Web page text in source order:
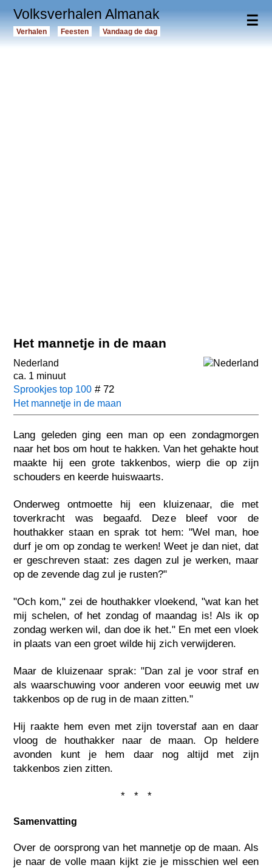
☰
Volksverhalen Almanak
Verhalen Feesten Vandaag de dag
Het mannetje in de maan
Nederland
ca. 1 minuut
Sprookjes top 100 # 72
Het mannetje in de maan
Lang geleden ging een man op een zondagmorgen
naar het bos om hout te hakken. Van het gehakte hout
maakte hij een grote takkenbos, wierp die op zijn
schouders en keerde huiswaarts.
Onderweg ontmoette hij een kluizenaar, die met
toverkracht was begaafd. Deze bleef voor de
houthakker staan en sprak tot hem: "Wel man, hoe
durf je om op zondag te werken! Weet je dan niet, dat
er geschreven staat: zes dagen zul je werken, maar
op de zevende dag zul je rusten?"
"Och kom," zei de houthakker vloekend, "wat kan het
mij schelen, of het zondag of maandag is! Als ik op
zondag werken wil, dan doe ik het." En met een vloek
in plaats van een groet wilde hij zich verwijderen.
Maar de kluizenaar sprak: "Dan zal je voor straf en
als waarschuwing voor anderen voor eeuwig met uw
takkenbos op de rug in de maan zitten."
Hij raakte hem even met zijn toverstaf aan en daar
vloog de houthakker naar de maan. Op heldere
avonden kunt je hem daar nog altijd met zijn
takkenbos zien zitten.
* * *
Samenvatting
Over de oorsprong van het mannetje op de maan. Als
je naar de volle maan kijkt zie je misschien wel een